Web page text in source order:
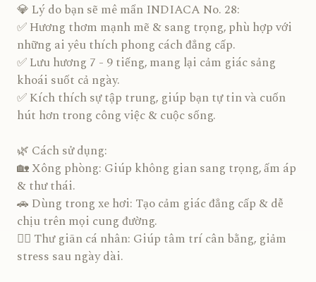
💎 Lý do bạn sẽ mê mẩn INDIACA No. 28:
✅ Hương thơm mạnh mẽ & sang trọng, phù hợp với
những ai yêu thích phong cách đẳng cấp.
✅ Lưu hương 7 - 9 tiếng, mang lại cảm giác sảng
khoái suốt cả ngày.
✅ Kích thích sự tập trung, giúp bạn tự tin và cuốn
hút hơn trong công việc & cuộc sống.
🌿 Cách sử dụng:
🏡 Xông phòng: Giúp không gian sang trọng, ấm áp
& thư thái.
🚗 Dùng trong xe hơi: Tạo cảm giác đẳng cấp & dễ
chịu trên mọi cung đường.
💆‍♂️ Thư giãn cá nhân: Giúp tâm trí cân bằng, giảm
stress sau ngày dài.